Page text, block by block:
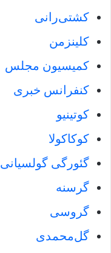
کشتی‌رانی
کلینزمن
کمیسیون مجلس
کنفرانس خبری
کوتینیو
کوکاکولا
گئورگی گولسیانی
گرسنه
گروسی
گل‌محمدی